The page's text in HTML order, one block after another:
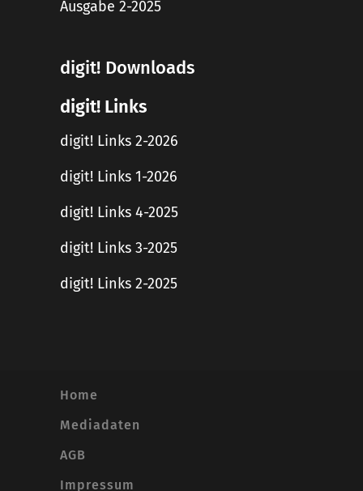
Ausgabe 2-2025
digit! Downloads
digit! Links
digit! Links 2-2026
digit! Links 1-2026
digit! Links 4-2025
digit! Links 3-2025
digit! Links 2-2025
Home
Mediadaten
AGB
Impressum